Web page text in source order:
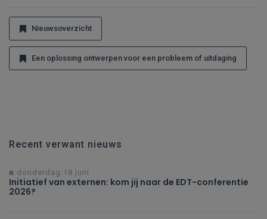
Nieuwsoverzicht
Een oplossing ontwerpen voor een probleem of uitdaging
Recent verwant nieuws
donderdag 18 juni
Initiatief van externen: kom jij naar de EDT-conferentie
2026?